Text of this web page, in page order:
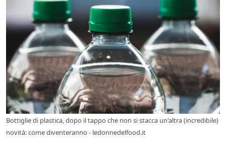
Bottiglie di plastica, dopo il tappo che non si stacca un'altra (incredibile)
novità: come diventeranno - ledonnedelfood.it